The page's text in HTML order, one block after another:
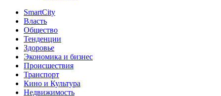
SmartCity
Власть
Общество
Тенденции
Здоровье
Экономика и бизнес
Происшествия
Транспорт
Кино и Культура
Недвижимость